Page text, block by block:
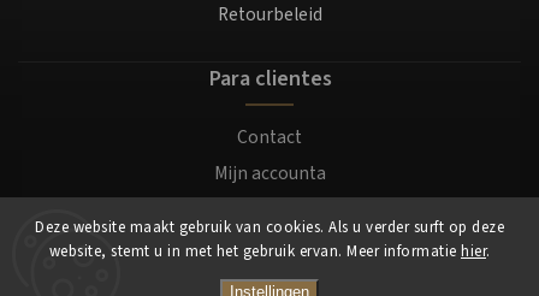
Deze website maakt gebruik van cookies. Als u verder surft op deze
website, stemt u in met het gebruik ervan. Meer informatie hier.
Instellingen
Retourbeleid
Para clientes
Contact
Mijn accounta
Login